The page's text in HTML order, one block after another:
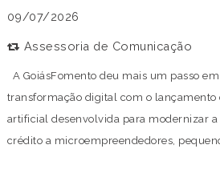
09/07/2026
Assessoria de Comunicação
A GoiásFomento deu mais um passo
transformação digital com o lançamento
artificial desenvolvida para modernizar a
crédito a microempreendedores,